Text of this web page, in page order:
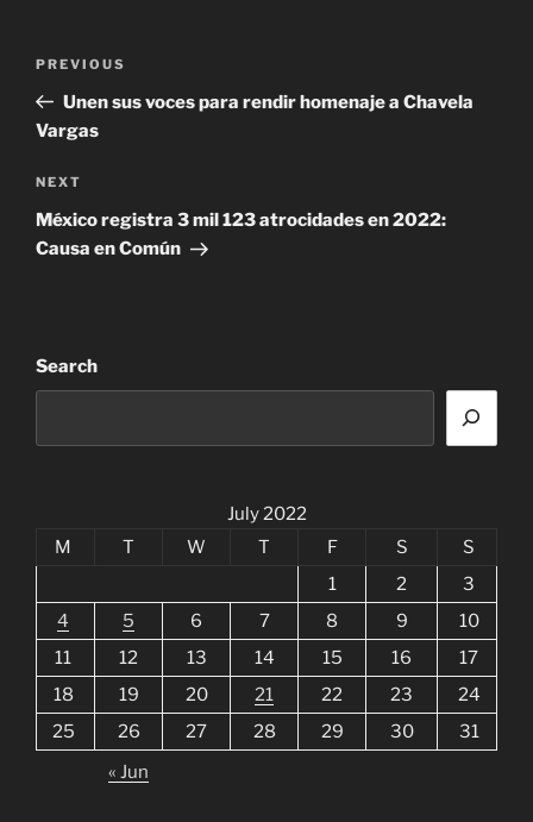
Previous
Post
PREVIOUS
Unen sus voces para rendir homenaje a Chavela
Vargas
Next
Post
NEXT
México registra 3 mil 123 atrocidades en 2022:
Causa en Común
Search
July 2022
M
T W T F S
S
1
2
3
4
5 6 7 8 9
10
11
12 13 14 15 16
17
18
19 20 21 22 23
24
25
26 27 28 29 30
31
« Jun